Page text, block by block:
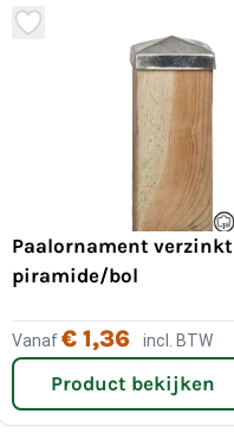
Paalornament verzinkt
piramide/bol
Vanaf€ 1,36 incl. BTW
Product bekijken